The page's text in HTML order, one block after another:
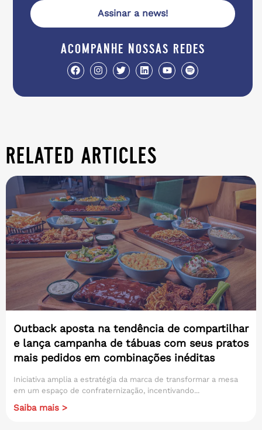
Assinar a news!
acompanhe nossas redes
related articles
Outback aposta na tendência de compartilhar
e lança campanha de tábuas com seus pratos
mais pedidos em combinações inéditas
Iniciativa amplia a estratégia da marca de transformar a mesa
em um espaço de confraternização, incentivando...
Saiba mais >